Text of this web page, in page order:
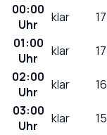
00:00
Uhr
klar 17
01:00
Uhr
klar 17
02:00
Uhr
klar 16
03:00
Uhr
klar 15